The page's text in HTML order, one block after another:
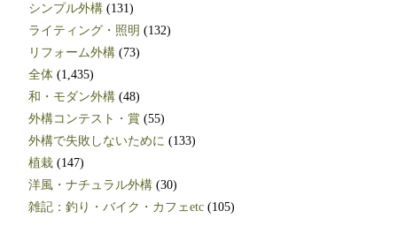
シンプル外構 (131)
ライティング・照明 (132)
リフォーム外構 (73)
全体 (1,435)
和・モダン外構 (48)
外構コンテスト・賞 (55)
外構で失敗しないために (133)
植栽 (147)
洋風・ナチュラル外構 (30)
雑記：釣り・バイク・カフェetc (105)